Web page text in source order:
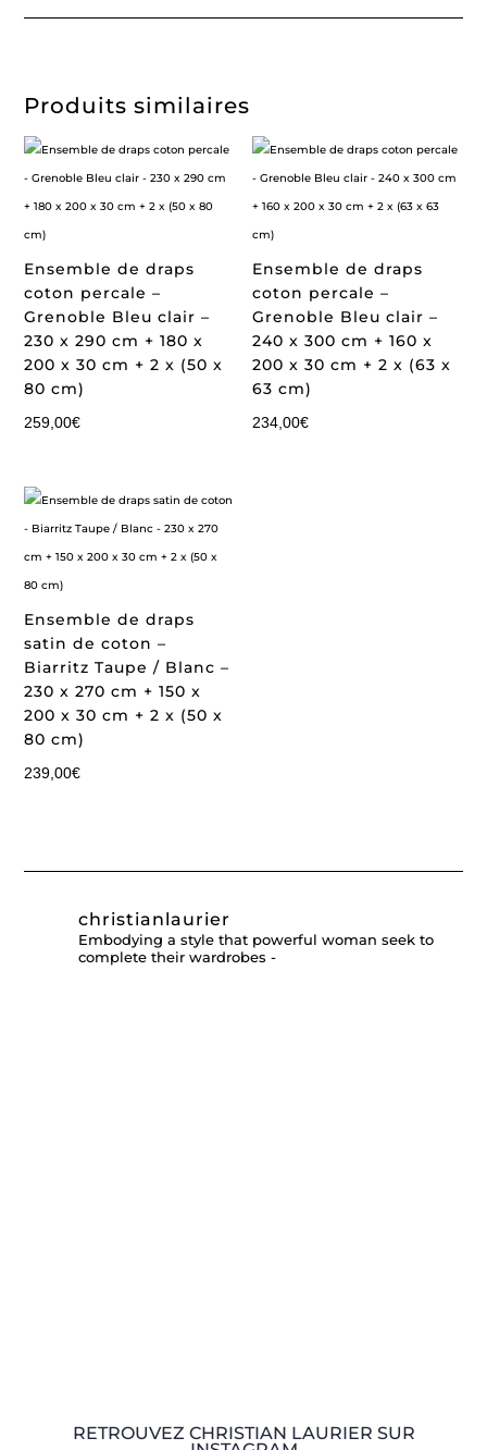
Produits similaires
Ensemble de draps
coton percale –
Grenoble Bleu clair –
230 x 290 cm + 180 x
200 x 30 cm + 2 x (50 x
80 cm)
259,00€
Ensemble de draps
coton percale –
Grenoble Bleu clair –
240 x 300 cm + 160 x
200 x 30 cm + 2 x (63 x
63 cm)
234,00€
Ensemble de draps
satin de coton –
Biarritz Taupe / Blanc –
230 x 270 cm + 150 x
200 x 30 cm + 2 x (50 x
80 cm)
239,00€
christianlaurier
Embodying a style that powerful woman seek to
complete their wardrobes -
RETROUVEZ CHRISTIAN LAURIER SUR